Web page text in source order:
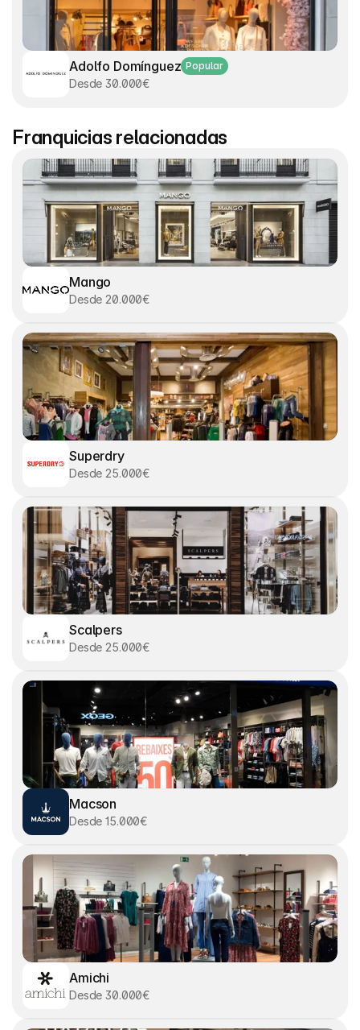
Adolfo Domínguez Popular
Desde 30.000€
Franquicias relacionadas
Mango
Desde 20.000€
Superdry
Desde 25.000€
Scalpers
Desde 25.000€
Macson
Desde 15.000€
Amichi
Desde 30.000€